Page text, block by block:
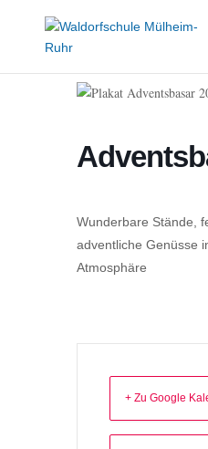
Wunderbare Stände,
adventliche Genüsse
Atmosphäre
+ Zu Google